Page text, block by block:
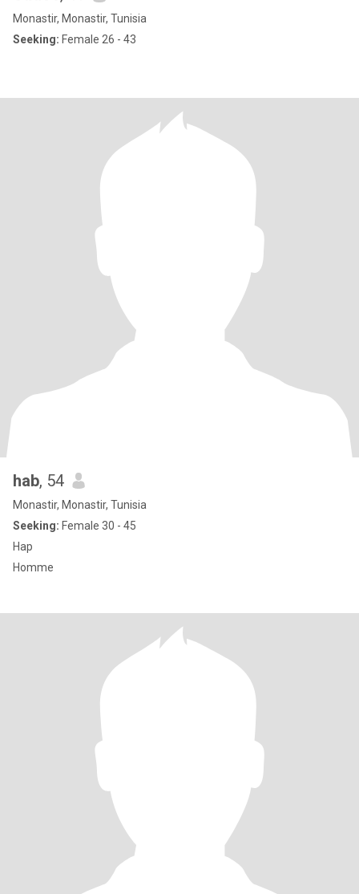
Monastir, Monastir, Tunisia
Seeking: Female 26 - 43
hab, 54
Monastir, Monastir, Tunisia
Seeking: Female 30 - 45
Hap
Homme